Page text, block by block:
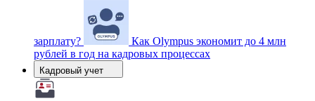
зарплату?
Как Olympus экономит до 4 млн
рублей в год на кадровых процессах
Кадровый учет